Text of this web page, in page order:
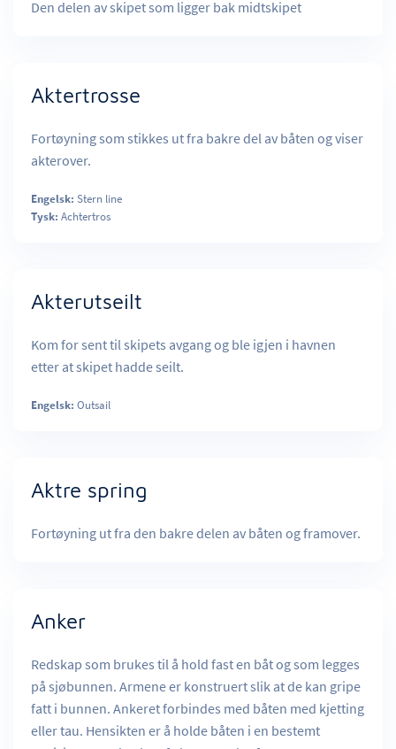
Den delen av skipet som ligger bak midtskipet
Aktertrosse
Fortøyning som stikkes ut fra bakre del av båten og viser
akterover.
Engelsk: Stern line
Tysk: Achtertros
Akterutseilt
Kom for sent til skipets avgang og ble igjen i havnen
etter at skipet hadde seilt.
Engelsk: Outsail
Aktre spring
Fortøyning ut fra den bakre delen av båten og framover.
Anker
Redskap som brukes til å hold fast en båt og som legges
på sjøbunnen. Armene er konstruert slik at de kan gripe
fatt i bunnen. Ankeret forbindes med båten med kjetting
eller tau. Hensikten er å holde båten i en bestemt